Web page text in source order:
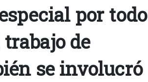
por todo
de
se involucró